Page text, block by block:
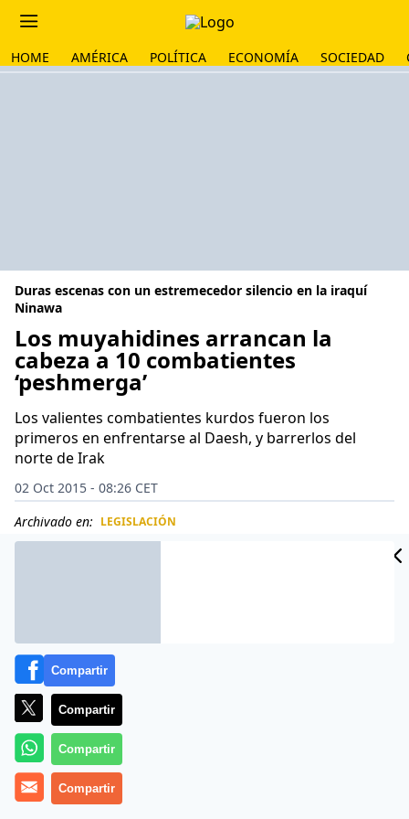
HOME AMÉRICA POLÍTICA ECONOMÍA SOCIEDAD
Duras escenas con un estremecedor silencio en la iraquí
Ninawa
Los muyahidines arrancan la
cabeza a 10 combatientes
‘peshmerga’
Los valientes combatientes kurdos fueron los
primeros en enfrentarse al Daesh, y barrerlos del
norte de Irak
02 Oct 2015 - 08:26 CET
Archivado en: LEGISLACIÓN
Compartir
Compartir
Compartir
Compartir